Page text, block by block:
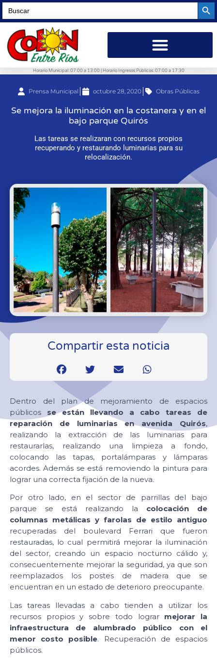
Search
for:
Horario Municipal: 07:00 a 13:00 | Horario Ingresos Públicos: 07:00 a 17:30
Prensa Municipal octubre 28, 2020 Obras Públicas
Se mejora la iluminación en la costanera y en el
bajo parque Quirós
Las tareas se realizaran con recursos propios
recuperando y restaurando luminarias para su
relocalización.
Compartir esta noticia
Dentro del plan de mejoramiento de espacios
públicos se están llevando a cabo tareas de
reparación de luminarias en avenida Quirós,
realizando la extracción de las luminarias para
restaurarlas, realizando una limpieza a fondo,
colocando las tapas, portalámparas y lámparas
acordes. Además se está removiendo la pintura para
lograr una correcta fijación de la nueva.
Por otro lado, en el sector de parrillas del bajo
parque se está realizando la colocación de
columnas metálicas y farolas de estilo antiguo
recuperadas del boulevard Ferrari que fueron
restauradas, lo cual permitirá mejorar la iluminación
del sector, creando un espacio nocturno cálido y,
consecuentemente mejorar la seguridad, ya que son
reemplazados los postes de madera que se
encuentran en un estado de deterioro preocupante.
Las tareas llevadas a cabo tienden a utilizar los
recursos propios y sobre todo lograr mejorar la
infraestructura de alumbrado público con el
menor costo posible. Recuperación de espacios
públicos.